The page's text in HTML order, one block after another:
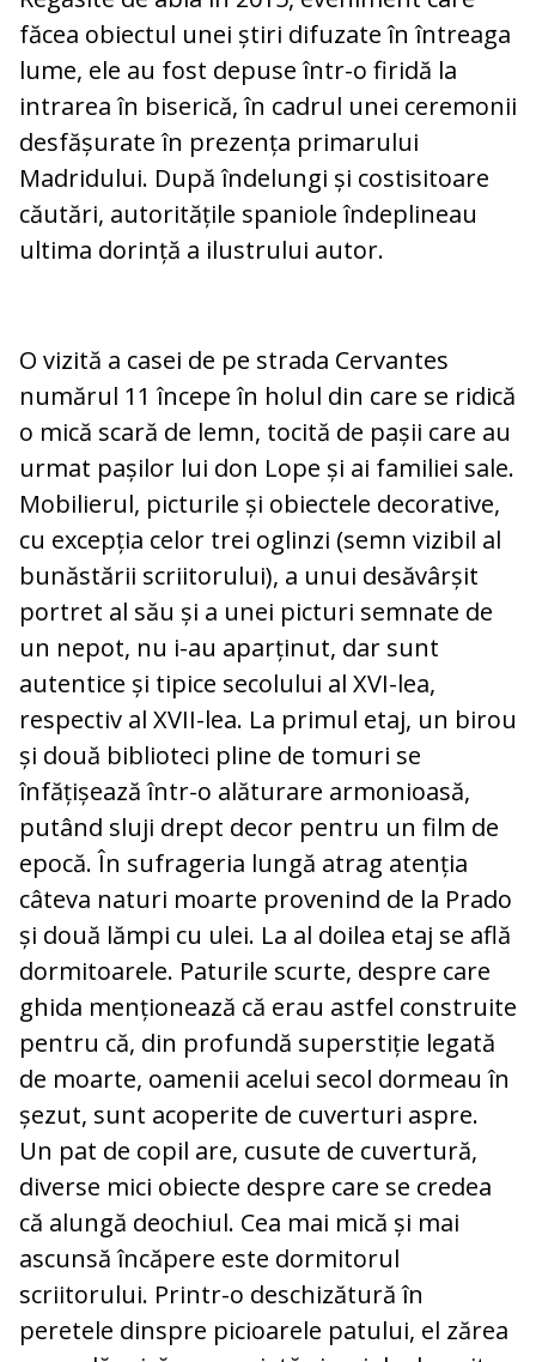
făcea obiectul unei știri difuzate în întreaga
lume, ele au fost depuse într-o firidă la
intrarea în biserică, în cadrul unei ceremonii
desfășurate în prezența primarului
Madridului. După îndelungi și costisitoare
căutări, autoritățile spaniole îndeplineau
ultima dorință a ilustrului autor.
O vizită a casei de pe strada Cervantes
numărul 11 începe în holul din care se ridică
o mică scară de lemn, tocită de pașii care au
urmat pașilor lui don Lope și ai familiei sale.
Mobilierul, picturile și obiectele decorative,
cu excepția celor trei oglinzi (semn vizibil al
bunăstării scriitorului), a unui desăvârșit
portret al său și a unei picturi semnate de
un nepot, nu i-au aparținut, dar sunt
autentice și tipice secolului al XVI-lea,
respectiv al XVII-lea. La primul etaj, un birou
și două biblioteci pline de tomuri se
înfățișează într-o alăturare armonioasă,
putând sluji drept decor pentru un film de
epocă. În sufrageria lungă atrag atenția
câteva naturi moarte provenind de la Prado
și două lămpi cu ulei. La al doilea etaj se află
dormitoarele. Paturile scurte, despre care
ghida menționează că erau astfel construite
pentru că, din profundă superstiție legată
de moarte, oamenii acelui secol dormeau în
șezut, sunt acoperite de cuverturi aspre.
Un pat de copil are, cusute de cuvertură,
diverse mici obiecte despre care se credea
că alungă deochiul. Cea mai mică și mai
ascunsă încăpere este dormitorul
scriitorului. Printr-o deschizătură în
peretele dinspre picioarele patului, el zărea